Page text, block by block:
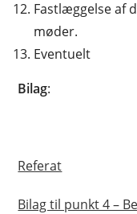
Fastlæggelse af
møder.
Eventuelt
Bilag:
Referat
Bilag til punkt 4 –